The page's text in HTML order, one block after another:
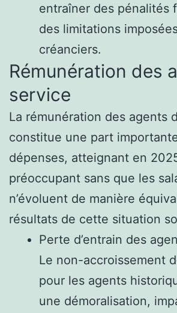
entraîner des pénalités
des limitations
créanciers.
Rémunération des
service
La rémunération des agents
constitue une part
dépenses, atteignant en
préoccupant sans que les
n’évoluent de manière
résultats de cette situation
Perte d’entrain des
Le non-accroissement
pour les agents
une démoralisation,